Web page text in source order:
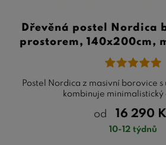
Dřevěná postel Nordica
prostorem, 140x200cm,
Postel Nordica z masivní borovice
kombinuje minimalistický
od 16 290
10-12 týdnů